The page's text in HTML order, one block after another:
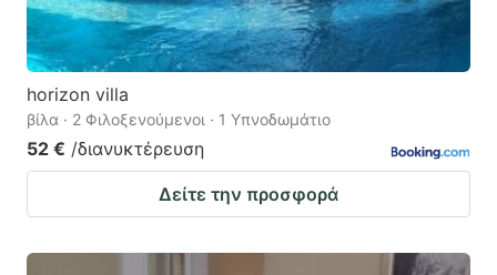
horizon villa
βίλα · 2 Φιλοξενούμενοι · 1 Υπνοδωμάτιο
52 € /διανυκτέρευση
Δείτε την προσφορά